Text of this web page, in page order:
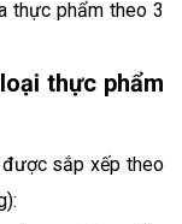
thực phẩm theo 3
thực phẩm
sắp xếp theo